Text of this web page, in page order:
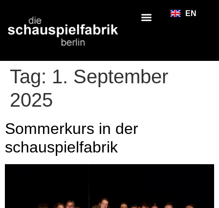
EN
Tag: 1. September
2025
Sommerkurs in der
schauspielfabrik